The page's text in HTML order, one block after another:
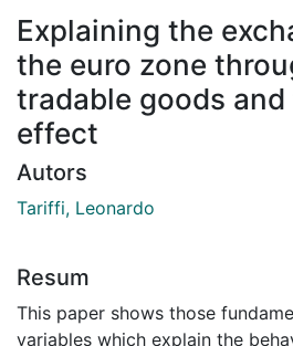
Explaining the
the euro zone
tradable goods
effect
Autors
Tariffi, Leonardo
Resum
This paper shows those
variables which explain the